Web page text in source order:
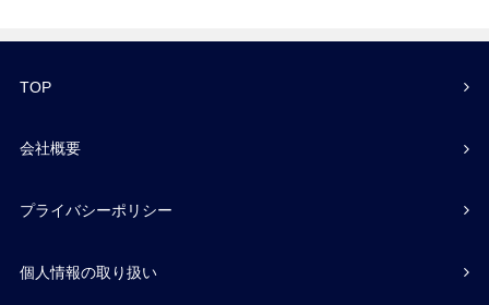
TOP
会社概要
プライバシーポリシー
個人情報の取り扱い